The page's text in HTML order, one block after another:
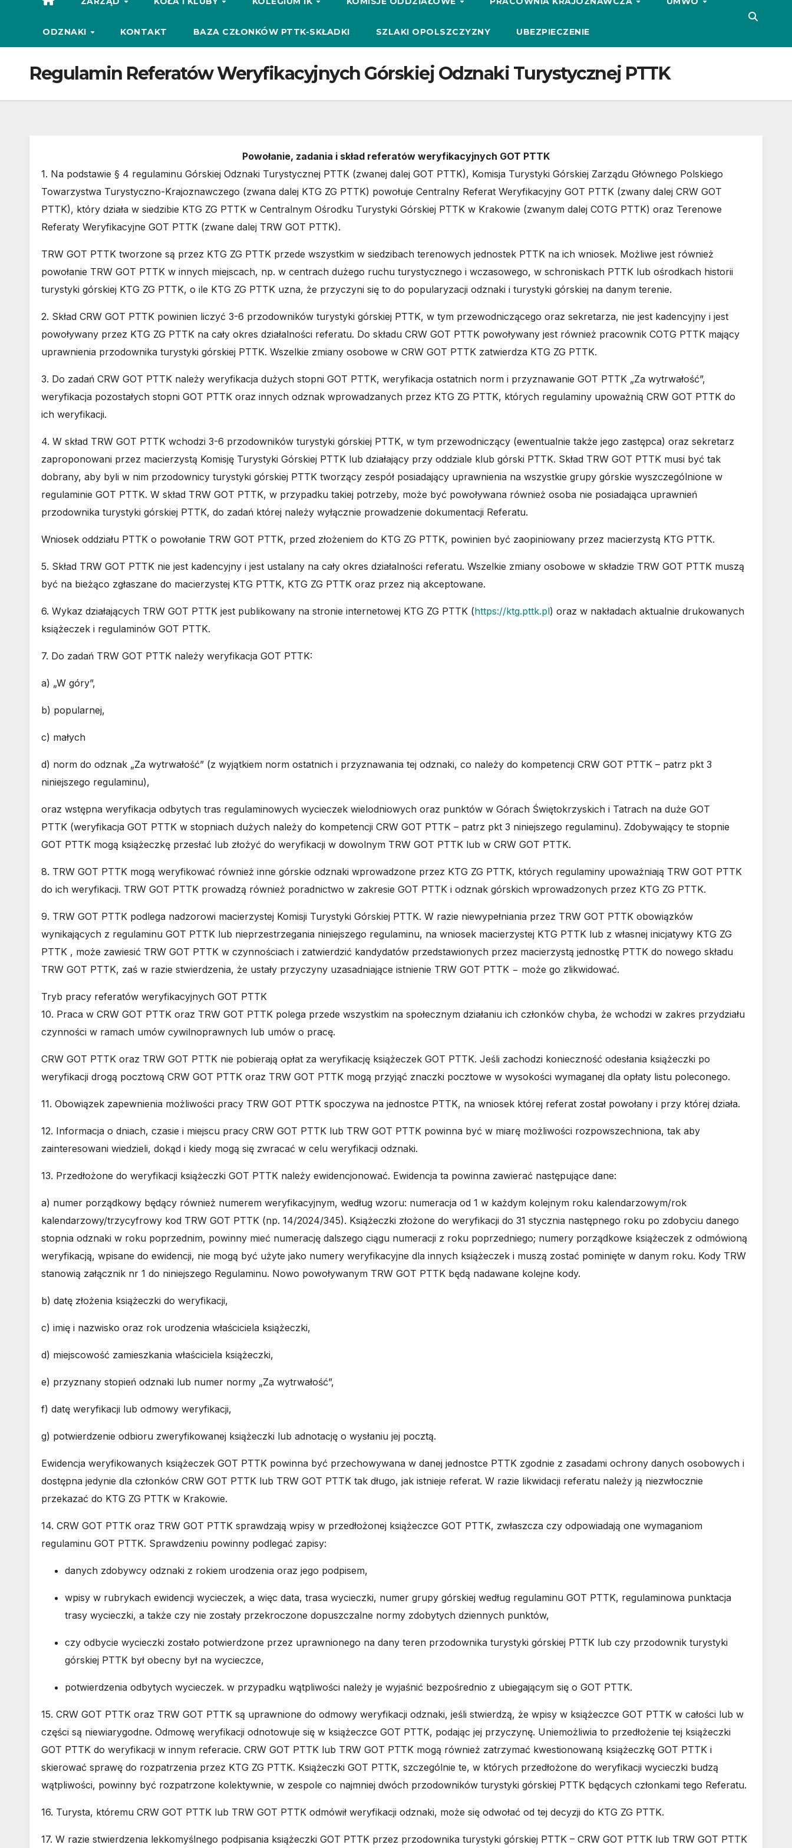
ODZNAKI KONTAKT BAZA CZŁONKÓW PTTK-SKŁADKI SZLAKI OPOLSZCZYZNY UBEZPIECZENIE
Regulamin Referatów Weryfikacyjnych Górskiej Odznaki Turystycznej PTTK
Powołanie, zadania i skład referatów weryfikacyjnych GOT PTTK
1. Na podstawie § 4 regulaminu Górskiej Odznaki Turystycznej PTTK (zwanej dalej GOT PTTK), Komisja Turystyki Górskiej Zarządu Głównego Polskiego
Towarzystwa Turystyczno-Krajoznawczego (zwana dalej KTG ZG PTTK) powołuje Centralny Referat Weryfikacyjny GOT PTTK (zwany dalej CRW GOT
PTTK), który działa w siedzibie KTG ZG PTTK w Centralnym Ośrodku Turystyki Górskiej PTTK w Krakowie (zwanym dalej COTG PTTK) oraz Terenowe
Referaty Weryfikacyjne GOT PTTK (zwane dalej TRW GOT PTTK).
TRW GOT PTTK tworzone są przez KTG ZG PTTK przede wszystkim w siedzibach terenowych jednostek PTTK na ich wniosek. Możliwe jest również
powołanie TRW GOT PTTK w innych miejscach, np. w centrach dużego ruchu turystycznego i wczasowego, w schroniskach PTTK lub ośrodkach historii
turystyki górskiej KTG ZG PTTK, o ile KTG ZG PTTK uzna, że przyczyni się to do popularyzacji odznaki i turystyki górskiej na danym terenie.
2. Skład CRW GOT PTTK powinien liczyć 3-6 przodowników turystyki górskiej PTTK, w tym przewodniczącego oraz sekretarza, nie jest kadencyjny i jest
powoływany przez KTG ZG PTTK na cały okres działalności referatu. Do składu CRW GOT PTTK powoływany jest również pracownik COTG PTTK mający
uprawnienia przodownika turystyki górskiej PTTK. Wszelkie zmiany osobowe w CRW GOT PTTK zatwierdza KTG ZG PTTK.
3. Do zadań CRW GOT PTTK należy weryfikacja dużych stopni GOT PTTK, weryfikacja ostatnich norm i przyznawanie GOT PTTK „Za wytrwałość”,
weryfikacja pozostałych stopni GOT PTTK oraz innych odznak wprowadzanych przez KTG ZG PTTK, których regulaminy upoważnią CRW GOT PTTK do
ich weryfikacji.
4. W skład TRW GOT PTTK wchodzi 3-6 przodowników turystyki górskiej PTTK, w tym przewodniczący (ewentualnie także jego zastępca) oraz sekretarz
zaproponowani przez macierzystą Komisję Turystyki Górskiej PTTK lub działający przy oddziale klub górski PTTK. Skład TRW GOT PTTK musi być tak
dobrany, aby byli w nim przodownicy turystyki górskiej PTTK tworzący zespół posiadający uprawnienia na wszystkie grupy górskie wyszczególnione w
regulaminie GOT PTTK. W skład TRW GOT PTTK, w przypadku takiej potrzeby, może być powoływana również osoba nie posiadająca uprawnień
przodownika turystyki górskiej PTTK, do zadań której należy wyłącznie prowadzenie dokumentacji Referatu.
Wniosek oddziału PTTK o powołanie TRW GOT PTTK, przed złożeniem do KTG ZG PTTK, powinien być zaopiniowany przez macierzystą KTG PTTK.
5. Skład TRW GOT PTTK nie jest kadencyjny i jest ustalany na cały okres działalności referatu. Wszelkie zmiany osobowe w składzie TRW GOT PTTK muszą
być na bieżąco zgłaszane do macierzystej KTG PTTK, KTG ZG PTTK oraz przez nią akceptowane.
6. Wykaz działających TRW GOT PTTK jest publikowany na stronie internetowej KTG ZG PTTK (https://ktg.pttk.pl) oraz w nakładach aktualnie drukowanych
książeczek i regulaminów GOT PTTK.
7. Do zadań TRW GOT PTTK należy weryfikacja GOT PTTK:
a) „W góry”,
b) popularnej,
c) małych
d) norm do odznak „Za wytrwałość” (z wyjątkiem norm ostatnich i przyznawania tej odznaki, co należy do kompetencji CRW GOT PTTK – patrz pkt 3
niniejszego regulaminu),
oraz wstępna weryfikacja odbytych tras regulaminowych wycieczek wielodniowych oraz punktów w Górach Świętokrzyskich i Tatrach na duże GOT
PTTK (weryfikacja GOT PTTK w stopniach dużych należy do kompetencji CRW GOT PTTK – patrz pkt 3 niniejszego regulaminu). Zdobywający te stopnie
GOT PTTK mogą książeczkę przesłać lub złożyć do weryfikacji w dowolnym TRW GOT PTTK lub w CRW GOT PTTK.
8. TRW GOT PTTK mogą weryfikować również inne górskie odznaki wprowadzone przez KTG ZG PTTK, których regulaminy upoważniają TRW GOT PTTK
do ich weryfikacji. TRW GOT PTTK prowadzą również poradnictwo w zakresie GOT PTTK i odznak górskich wprowadzonych przez KTG ZG PTTK.
9. TRW GOT PTTK podlega nadzorowi macierzystej Komisji Turystyki Górskiej PTTK. W razie niewypełniania przez TRW GOT PTTK obowiązków
wynikających z regulaminu GOT PTTK lub nieprzestrzegania niniejszego regulaminu, na wniosek macierzystej KTG PTTK lub z własnej inicjatywy KTG ZG
PTTK , może zawiesić TRW GOT PTTK w czynnościach i zatwierdzić kandydatów przedstawionych przez macierzystą jednostkę PTTK do nowego składu
TRW GOT PTTK, zaś w razie stwierdzenia, że ustały przyczyny uzasadniające istnienie TRW GOT PTTK − może go zlikwidować.
Tryb pracy referatów weryfikacyjnych GOT PTTK
10. Praca w CRW GOT PTTK oraz TRW GOT PTTK polega przede wszystkim na społecznym działaniu ich członków chyba, że wchodzi w zakres przydziału
czynności w ramach umów cywilnoprawnych lub umów o pracę.
CRW GOT PTTK oraz TRW GOT PTTK nie pobierają opłat za weryfikację książeczek GOT PTTK. Jeśli zachodzi konieczność odesłania książeczki po
weryfikacji drogą pocztową CRW GOT PTTK oraz TRW GOT PTTK mogą przyjąć znaczki pocztowe w wysokości wymaganej dla opłaty listu poleconego.
11. Obowiązek zapewnienia możliwości pracy TRW GOT PTTK spoczywa na jednostce PTTK, na wniosek której referat został powołany i przy której działa.
12. Informacja o dniach, czasie i miejscu pracy CRW GOT PTTK lub TRW GOT PTTK powinna być w miarę możliwości rozpowszechniona, tak aby
zainteresowani wiedzieli, dokąd i kiedy mogą się zwracać w celu weryfikacji odznaki.
13. Przedłożone do weryfikacji książeczki GOT PTTK należy ewidencjonować. Ewidencja ta powinna zawierać następujące dane:
a) numer porządkowy będący również numerem weryfikacyjnym, według wzoru: numeracja od 1 w każdym kolejnym roku kalendarzowym/rok
kalendarzowy/trzycyfrowy kod TRW GOT PTTK (np. 14/2024/345). Książeczki złożone do weryfikacji do 31 stycznia następnego roku po zdobyciu danego
stopnia odznaki w roku poprzednim, powinny mieć numerację dalszego ciągu numeracji z roku poprzedniego; numery porządkowe książeczek z odmówioną
weryfikacją, wpisane do ewidencji, nie mogą być użyte jako numery weryfikacyjne dla innych książeczek i muszą zostać pominięte w danym roku. Kody TRW
stanowią załącznik nr 1 do niniejszego Regulaminu. Nowo powoływanym TRW GOT PTTK będą nadawane kolejne kody.
b) datę złożenia książeczki do weryfikacji,
c) imię i nazwisko oraz rok urodzenia właściciela książeczki,
d) miejscowość zamieszkania właściciela książeczki,
e) przyznany stopień odznaki lub numer normy „Za wytrwałość”,
f) datę weryfikacji lub odmowy weryfikacji,
g) potwierdzenie odbioru zweryfikowanej książeczki lub adnotację o wysłaniu jej pocztą.
Ewidencja weryfikowanych książeczek GOT PTTK powinna być przechowywana w danej jednostce PTTK zgodnie z zasadami ochrony danych osobowych i
dostępna jedynie dla członków CRW GOT PTTK lub TRW GOT PTTK tak długo, jak istnieje referat. W razie likwidacji referatu należy ją niezwłocznie
przekazać do KTG ZG PTTK w Krakowie.
14. CRW GOT PTTK oraz TRW GOT PTTK sprawdzają wpisy w przedłożonej książeczce GOT PTTK, zwłaszcza czy odpowiadają one wymaganiom
regulaminu GOT PTTK. Sprawdzeniu powinny podlegać zapisy:
danych zdobywcy odznaki z rokiem urodzenia oraz jego podpisem,
wpisy w rubrykach ewidencji wycieczek, a więc data, trasa wycieczki, numer grupy górskiej według regulaminu GOT PTTK, regulaminowa punktacja
trasy wycieczki, a także czy nie zostały przekroczone dopuszczalne normy zdobytych dziennych punktów,
czy odbycie wycieczki zostało potwierdzone przez uprawnionego na dany teren przodownika turystyki górskiej PTTK lub czy przodownik turystyki
górskiej PTTK był obecny był na wycieczce,
potwierdzenia odbytych wycieczek. w przypadku wątpliwości należy je wyjaśnić bezpośrednio z ubiegającym się o GOT PTTK.
15. CRW GOT PTTK oraz TRW GOT PTTK są uprawnione do odmowy weryfikacji odznaki, jeśli stwierdzą, że wpisy w książeczce GOT PTTK w całości lub w
części są niewiarygodne. Odmowę weryfikacji odnotowuje się w książeczce GOT PTTK, podając jej przyczynę. Uniemożliwia to przedłożenie tej książeczki
GOT PTTK do weryfikacji w innym referacie. CRW GOT PTTK lub TRW GOT PTTK mogą również zatrzymać kwestionowaną książeczkę GOT PTTK i
skierować sprawę do rozpatrzenia przez KTG ZG PTTK. Książeczki GOT PTTK, szczególnie te, w których przedłożone do weryfikacji wycieczki budzą
wątpliwości, powinny być rozpatrzone kolektywnie, w zespole co najmniej dwóch przodowników turystyki górskiej PTTK będących członkami tego Referatu.
16. Turysta, któremu CRW GOT PTTK lub TRW GOT PTTK odmówił weryfikacji odznaki, może się odwołać od tej decyzji do KTG ZG PTTK.
17. W razie stwierdzenia lekkomyślnego podpisania książeczki GOT PTTK przez przodownika turystyki górskiej PTTK – CRW GOT PTTK lub TRW GOT PTTK